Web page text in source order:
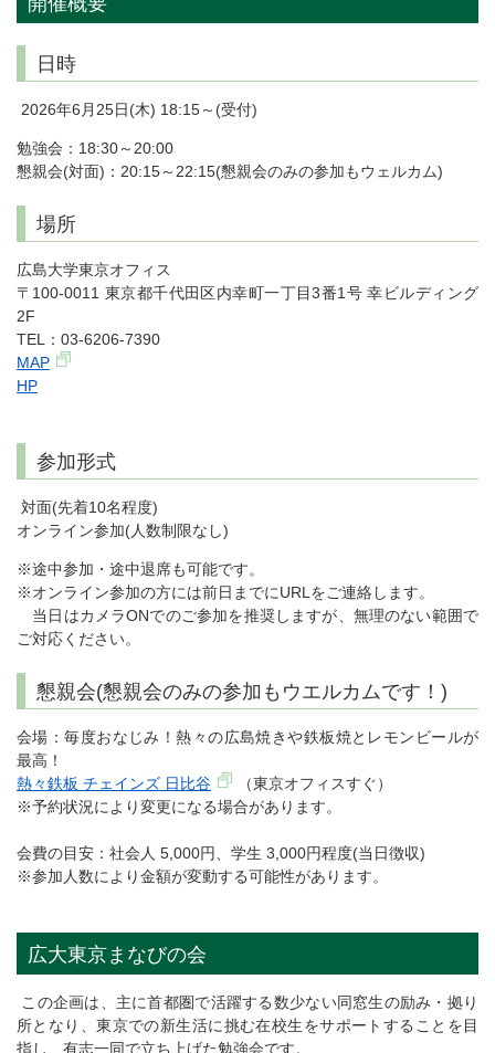
日時
2026年6月25日(木) 18:15～(受付)
勉強会：18:30～20:00
懇親会(対面)：20:15～22:15(懇親会のみの参加もウェルカム)
場所
広島大学東京オフィス
〒100-0011 東京都千代田区内幸町一丁目3番1号 幸ビルディング
2F
TEL：03-6206-7390
MAP
HP
参加形式
対面(先着10名程度)
オンライン参加(人数制限なし)
※途中参加・途中退席も可能です。
※オンライン参加の方には前日までにURLをご連絡します。
当日はカメラONでのご参加を推奨しますが、無理のない範囲で
ご対応ください。
懇親会(懇親会のみの参加もウエルカムです！)
会場：毎度おなじみ！熱々の広島焼きや鉄板焼とレモンビールが
最高！
熱々鉄板 チェインズ 日比谷
（東京オフィスすぐ）
※予約状況により変更になる場合があります。
会費の目安：社会人 5,000円、学生 3,000円程度(当日徴収)
※参加人数により金額が変動する可能性があります。
広大東京まなびの会
この企画は、主に首都圏で活躍する数少ない同窓生の励み・拠り
所となり、東京での新生活に挑む在校生をサポートすることを目
指し、有志一同で立ち上げた勉強会です。